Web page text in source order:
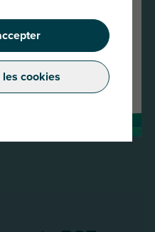
: guerre au Moyen-
payscookies